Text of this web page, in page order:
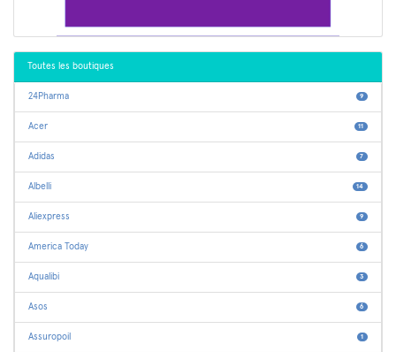
Toutes les boutiques
24Pharma 9
Acer 11
Adidas 7
Albelli 14
Aliexpress 9
America Today 6
Aqualibi 3
Asos 6
Assuropoil 1